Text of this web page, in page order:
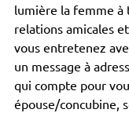
lumière la femme à
relations amicales
vous entretenez
un message à
qui compte pour
épouse/concubine,